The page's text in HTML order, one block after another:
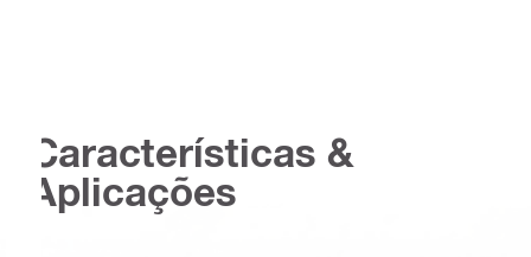
Características &
Aplicações